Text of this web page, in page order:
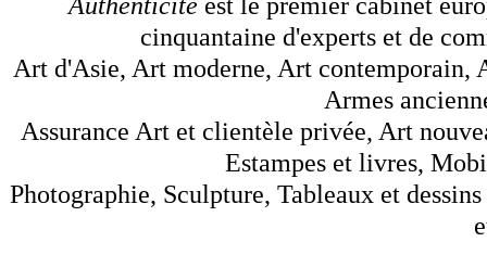
cinquantaine d'experts et de
Art d'Asie, Art moderne, Art contemporain,
Armes
Assurance Art et clientèle privée, Art
Estampes et livres,
Photographie, Sculpture, Tableaux et